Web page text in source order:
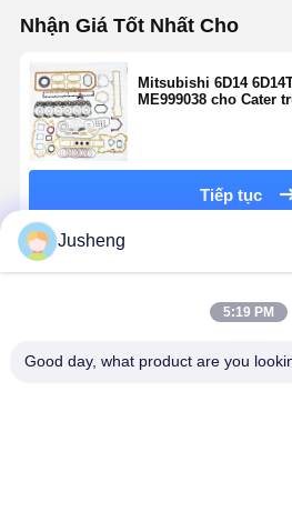
Nhận Giá Tốt Nhất Cho
Mitsubishi 6D14
ME999038 cho Cater
Tiếp tục
Sản Phẩm Khuyến Cáo
Jusheng
5:19 PM
Good day, what product are you